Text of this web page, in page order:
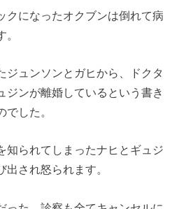
クになったオクブンは倒れて病
。
ュンソンとガヒから、
ドクタ
ジンが離婚しているという書き
でした。
知られてしまったナヒとギュジ
出され怒られます。